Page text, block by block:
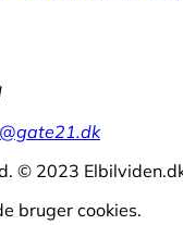
© 2023
bruger cookies.